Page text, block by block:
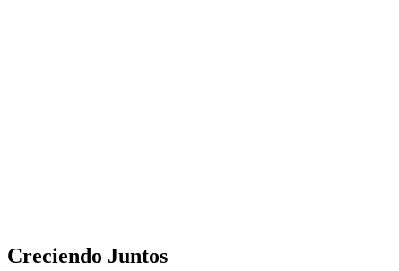
Creciendo Juntos